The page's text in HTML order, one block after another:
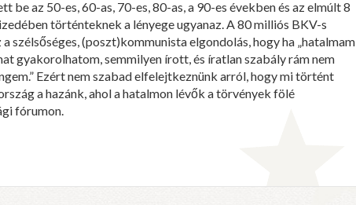
az 50-es, 60-as, 70-es, 80-as, a 90-es években és az elmúlt 8
történteknek a lényege ugyanaz. A 80 milliós BKV-s
szélsőséges, (poszt)kommunista elgondolás, hogy ha „hatalmam
gyakorolhatom, semmilyen írott, és íratlan szabály rám nem
Ezért nem szabad elfelejtkeznünk arról, hogy mi történt
a hazánk, ahol a hatalmon lévők a törvények fölé
fórumon.